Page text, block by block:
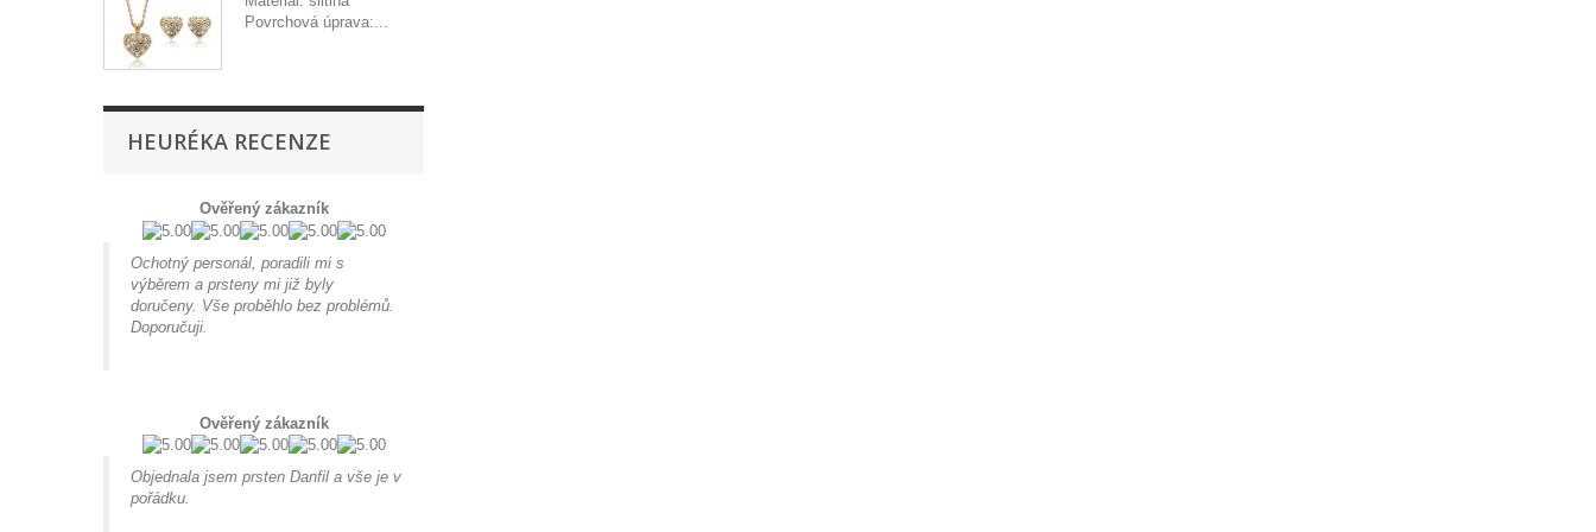
Povrchová úprava:...
HEURÉKA RECENZE
Ověřený zákazník
Ochotný personál, poradili mi s
výběrem a prsteny mi již byly
doručeny. Vše proběhlo bez problémů.
Doporučuji.
Ověřený zákazník
Objednala jsem prsten Danfil a vše je v
pořádku.